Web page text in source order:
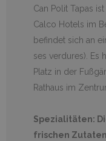
Can Polit Tapas
Calco Hotels im
befindet sich an
ses verdures). Es
Platz in der
Rathaus im
Spezialitäten:
frischen